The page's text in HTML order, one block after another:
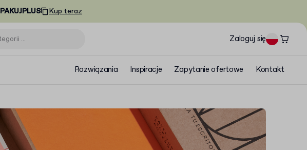
PAKUJPLUS Kup teraz
Zaloguj się
Rozwiązania Inspiracje Zapytanie ofertowe Kontakt